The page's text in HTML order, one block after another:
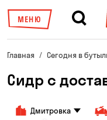
МЕНЮ
Главная Сегодня в
Сидр с
Дмитровка